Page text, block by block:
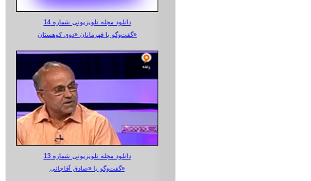
دانلود مجله تلویزیونی شماره 14
گفت‌وگو با قهرمانان «دوی کوهستان»
دانلود مجله تلویزیونی شماره 13
گفت‌وگو با «صادق آقاجانی»